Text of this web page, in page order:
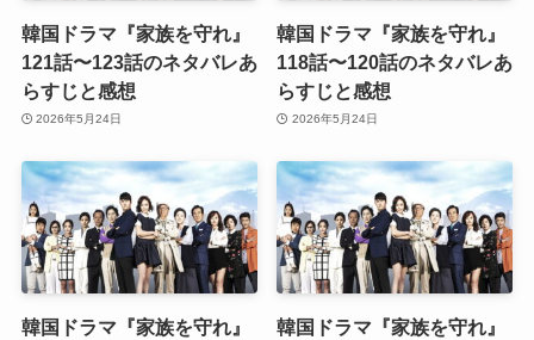
韓国ドラマ『家族を守れ』
121話〜123話のネタバレあ
らすじと感想
2026年5月24日
韓国ドラマ『家族を守れ』
118話〜120話のネタバレあ
らすじと感想
2026年5月24日
韓国ドラマ『家族を守れ』
韓国ドラマ『家族を守れ』